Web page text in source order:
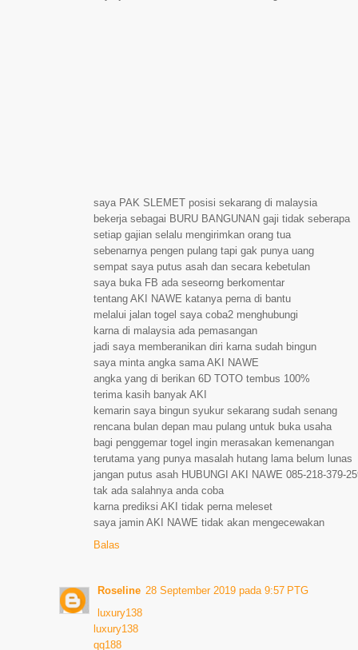
saya PAK SLEMET posisi sekarang di malaysia
bekerja sebagai BURU BANGUNAN gaji tidak seberapa
setiap gajian selalu mengirimkan orang tua
sebenarnya pengen pulang tapi gak punya uang
sempat saya putus asah dan secara kebetulan
saya buka FB ada seseorng berkomentar
tentang AKI NAWE katanya perna di bantu
melalui jalan togel saya coba2 menghubungi
karna di malaysia ada pemasangan
jadi saya memberanikan diri karna sudah bingun
saya minta angka sama AKI NAWE
angka yang di berikan 6D TOTO tembus 100%
terima kasih banyak AKI
kemarin saya bingun syukur sekarang sudah senang
rencana bulan depan mau pulang untuk buka usaha
bagi penggemar togel ingin merasakan kemenangan
terutama yang punya masalah hutang lama belum lunas
jangan putus asah HUBUNGI AKI NAWE 085-218-379-
tak ada salahnya anda coba
karna prediksi AKI tidak perna meleset
saya jamin AKI NAWE tidak akan mengecewakan
Balas
Roseline 28 September 2019 pada 9:57 PTG
luxury138
luxury138
qq188